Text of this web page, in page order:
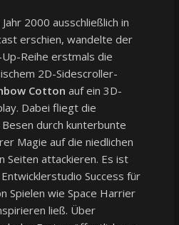
Jahr 2000 ausschließlich in
erschien, wandelte der
Reihe erstmals die
2D-Sidescroller-
Cotton auf ein 3D-
Dabei fliegt die
durch kunterbunte
Magie auf die niedlichen
Seiten attackieren. Es ist
Success für
Spielen wie Space Harrier
ließ. Über